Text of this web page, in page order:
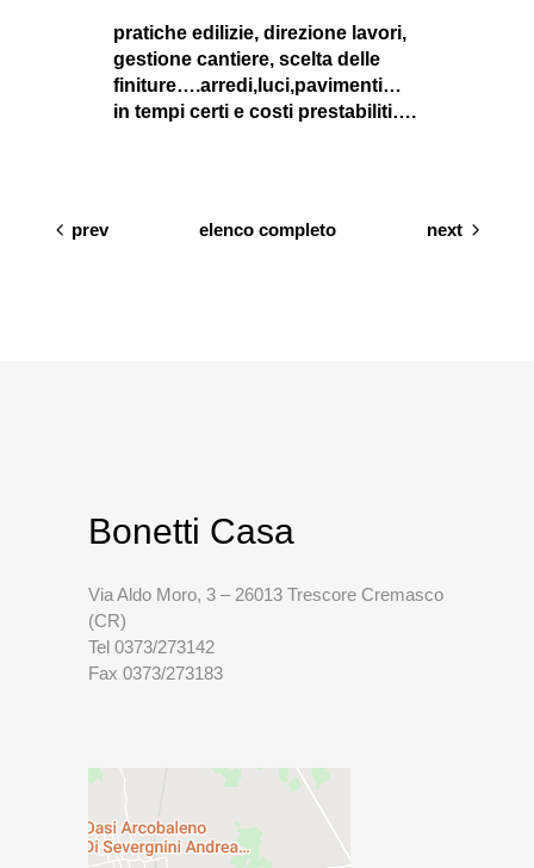
pratiche edilizie, direzione lavori,
gestione cantiere, scelta delle
finiture….arredi,luci,pavimenti…
in tempi certi e costi prestabiliti….
prev elenco completo next
Bonetti Casa
Via Aldo Moro, 3 – 26013 Trescore Cremasco
(CR)
Tel 0373/273142
Fax 0373/273183